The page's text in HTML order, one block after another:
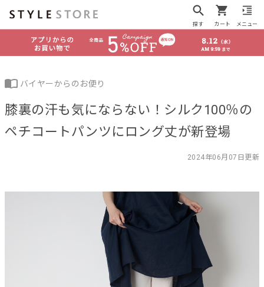
探す カート メニュー
バイヤーからのお便り
膝裏の汗も気にならない！シルク100％の
ペチコートパンツにロング丈が新登場
2024年06月07日更新